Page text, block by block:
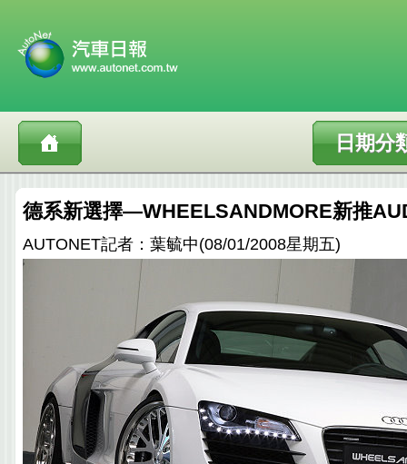
日期分
德系新選擇—WHEELSANDMORE新推
AUTONET記者：葉毓中(08/01/2008星期五)